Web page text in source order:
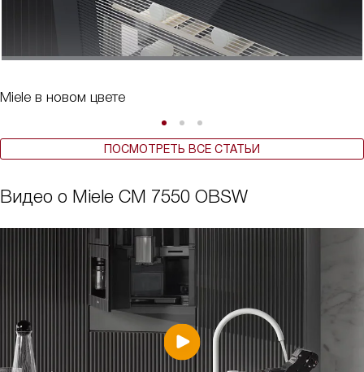
Miele в новом цвете
ПОСМОТРЕТЬ ВСЕ СТАТЬИ
Видео о Miele CM 7550 OBSW